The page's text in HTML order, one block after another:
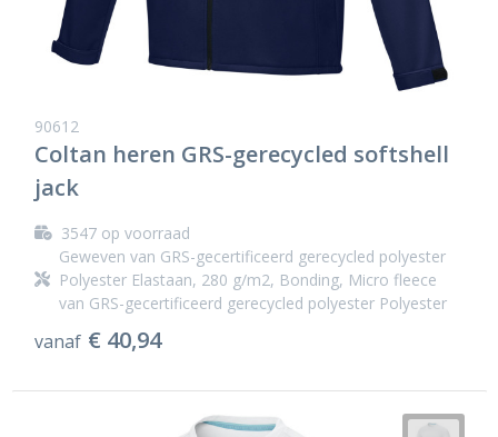
90612
Coltan heren GRS-gerecycled softshell
jack
3547op voorraad
Geweven van GRS-gecertificeerd gerecycled polyester
Polyester Elastaan, 280 g/m2, Bonding, Micro fleece
van GRS-gecertificeerd gerecycled polyester Polyester
vanaf € 40,94